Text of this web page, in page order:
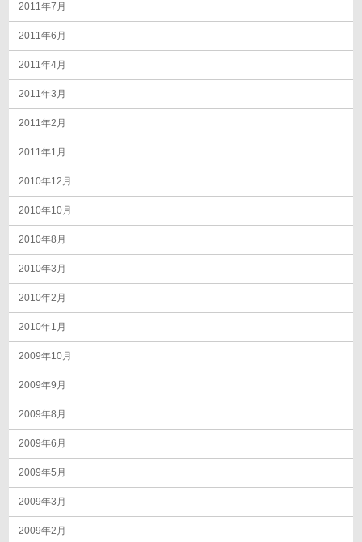
2011年7月
2011年6月
2011年4月
2011年3月
2011年2月
2011年1月
2010年12月
2010年10月
2010年8月
2010年3月
2010年2月
2010年1月
2009年10月
2009年9月
2009年8月
2009年6月
2009年5月
2009年3月
2009年2月